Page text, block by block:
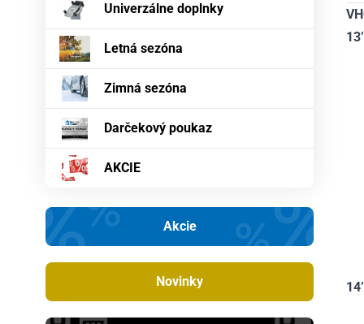
Univerzálne doplnky
Letná sezóna
Zimná sezóna
Darčekový poukaz
AKCIE
Akcie
Novinky